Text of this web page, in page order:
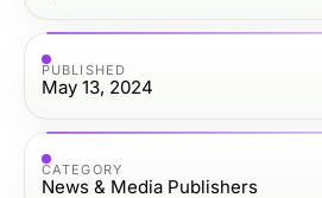
PUBLISHED
May 13, 2024
CATEGORY
News & Media Publishers